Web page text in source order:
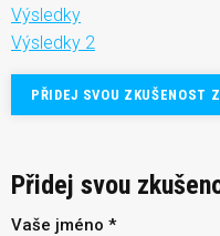
Výsledky
Výsledky 2
PŘIDEJ SVOU ZKUŠENOST
Přidej svou
Vaše jméno *